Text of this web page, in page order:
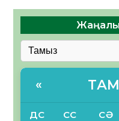
«
ДС СС СӘ